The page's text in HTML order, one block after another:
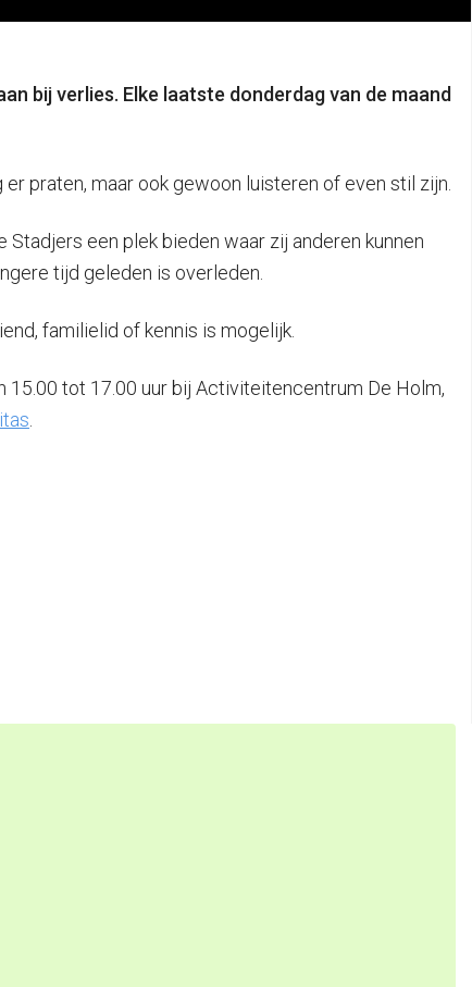
bij verlies. Elke laatste donderdag van de maand
praten, maar ook gewoon luisteren of even stil zijn.
een plek bieden waar zij anderen kunnen
tijd geleden is overleden.
familielid of kennis is mogelijk.
15.00 tot 17.00 uur bij Activiteitencentrum De Holm,
.